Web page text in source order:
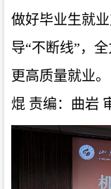
做好毕业生就
导“不断线”，
更高质量就业
焜 责编：曲岩